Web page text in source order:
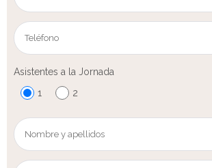
Asistentes a la Jornada
1
2